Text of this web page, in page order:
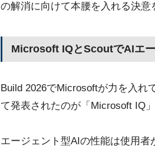
の解消に向けて本腰を入れる決意
Microsoft IQとScoutでAIエ
Build 2026でMicrosoftが力を入れ
て発表されたのが「Microsoft IQ
エージェント型AIの性能は使用